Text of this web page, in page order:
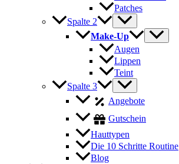
Patches
Spalte 2
Make-Up
Augen
Lippen
Teint
Spalte 3
Angebote
Gutschein
Hauttypen
Die 10 Schritte Routine
Blog